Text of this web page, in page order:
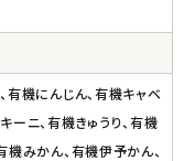
有機にんじん、有機キャベ
ーニ、有機きゅうり、有機
機みかん、有機伊予かん、